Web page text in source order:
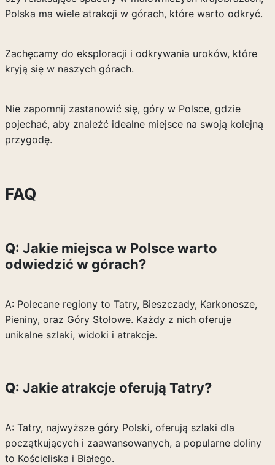
Polska ma wiele atrakcji w górach, które warto odkryć.
Zachęcamy do eksploracji i odkrywania uroków, które
kryją się w naszych górach.
Nie zapomnij zastanowić się, góry w Polsce, gdzie
pojechać, aby znaleźć idealne miejsce na swoją kolejną
przygodę.
FAQ
Q: Jakie miejsca w Polsce warto
odwiedzić w górach?
A: Polecane regiony to Tatry, Bieszczady, Karkonosze,
Pieniny, oraz Góry Stołowe. Każdy z nich oferuje
unikalne szlaki, widoki i atrakcje.
Q: Jakie atrakcje oferują Tatry?
A: Tatry, najwyższe góry Polski, oferują szlaki dla
początkujących i zaawansowanych, a popularne doliny
to Kościeliska i Białego.